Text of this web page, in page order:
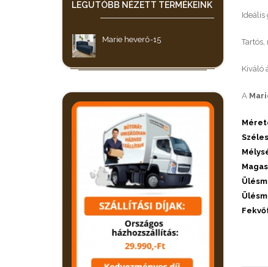
Ideális
Kiváló
A
LEGUTÓBB NÉZETT TERMÉKEINK
Marie heverő-15